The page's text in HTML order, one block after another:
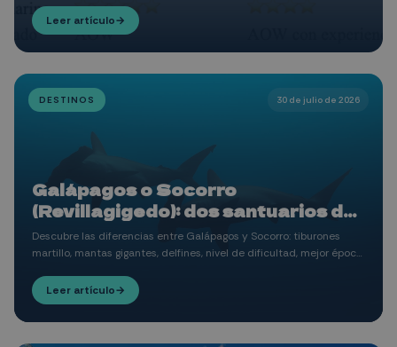
Leer artículo→
DESTINOS 30 de julio de 2026
Galápagos o Socorro
(Revillagigedo): dos santuarios del
Pacífico para quienes sueñan con
la vida grande en el mar
Descubre las diferencias entre Galápagos y Socorro: tiburones
martillo, mantas gigantes, delfines, nivel de dificultad, mejor época
gran viaje de buceo.
Leer artículo→